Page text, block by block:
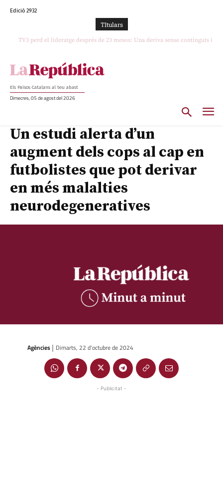
Edició 2932
TItulars
TV3 perd el lideratge després de 23 mesos: Una deriva sense continguts i en
Els Països Catalans al teu abast
Dimecres, 05 de agost del 2026
Un estudi alerta d’un
augment dels cops al cap en
futbolistes que pot derivar
en més malalties
neurodegeneratives
Agències | Dimarts, 22 d'octubre de 2024
- Publicitat -